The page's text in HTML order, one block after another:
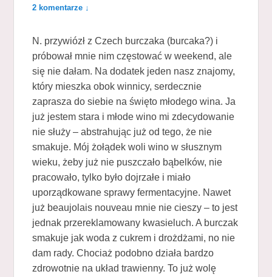
2 komentarze ↓
N. przywiózł z Czech burczaka (burcaka?) i
próbował mnie nim częstować w weekend, ale
się nie dałam. Na dodatek jeden nasz znajomy,
który mieszka obok winnicy, serdecznie
zaprasza do siebie na święto młodego wina. Ja
już jestem stara i młode wino mi zdecydowanie
nie służy – abstrahując już od tego, że nie
smakuje. Mój żołądek woli wino w słusznym
wieku, żeby już nie puszczało bąbelków, nie
pracowało, tylko było dojrzałe i miało
uporządkowane sprawy fermentacyjne. Nawet
już beaujolais nouveau mnie nie cieszy – to jest
jednak przereklamowany kwasieluch. A burczak
smakuje jak woda z cukrem i drożdżami, no nie
dam rady. Chociaż podobno działa bardzo
zdrowotnie na układ trawienny. To już wolę